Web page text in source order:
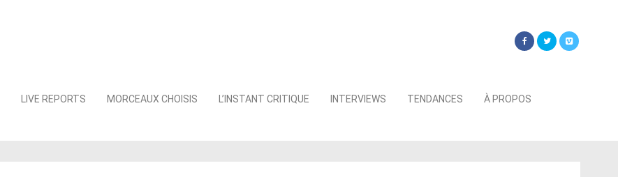
LIVE REPORTS MORCEAUX CHOISIS L’INSTANT CRITIQUE INTERVIEWS TENDANCES À PROPOS